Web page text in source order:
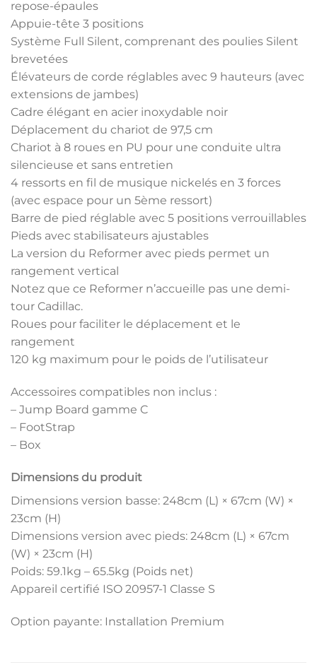
repose-épaules
Appuie-tête 3 positions
Système Full Silent, comprenant des poulies Silent
brevetées
Élévateurs de corde réglables avec 9 hauteurs (avec
extensions de jambes)
Cadre élégant en acier inoxydable noir
Déplacement du chariot de 97,5 cm
Chariot à 8 roues en PU pour une conduite ultra
silencieuse et sans entretien
4 ressorts en fil de musique nickelés en 3 forces
(avec espace pour un 5ème ressort)
Barre de pied réglable avec 5 positions verrouillables
Pieds avec stabilisateurs ajustables
La version du Reformer avec pieds permet un
rangement vertical
Notez que ce Reformer n’accueille pas une demi-
tour Cadillac.
Roues pour faciliter le déplacement et le
rangement
120 kg maximum pour le poids de l’utilisateur
Accessoires compatibles non inclus :
– Jump Board gamme C
– FootStrap
– Box
Dimensions du produit
Dimensions version basse: 248cm (L) × 67cm (W) ×
23cm (H)
Dimensions version avec pieds: 248cm (L) × 67cm
(W) × 23cm (H)
Poids: 59.1kg – 65.5kg (Poids net)
Appareil certifié ISO 20957-1 Classe S
Option payante: Installation Premium